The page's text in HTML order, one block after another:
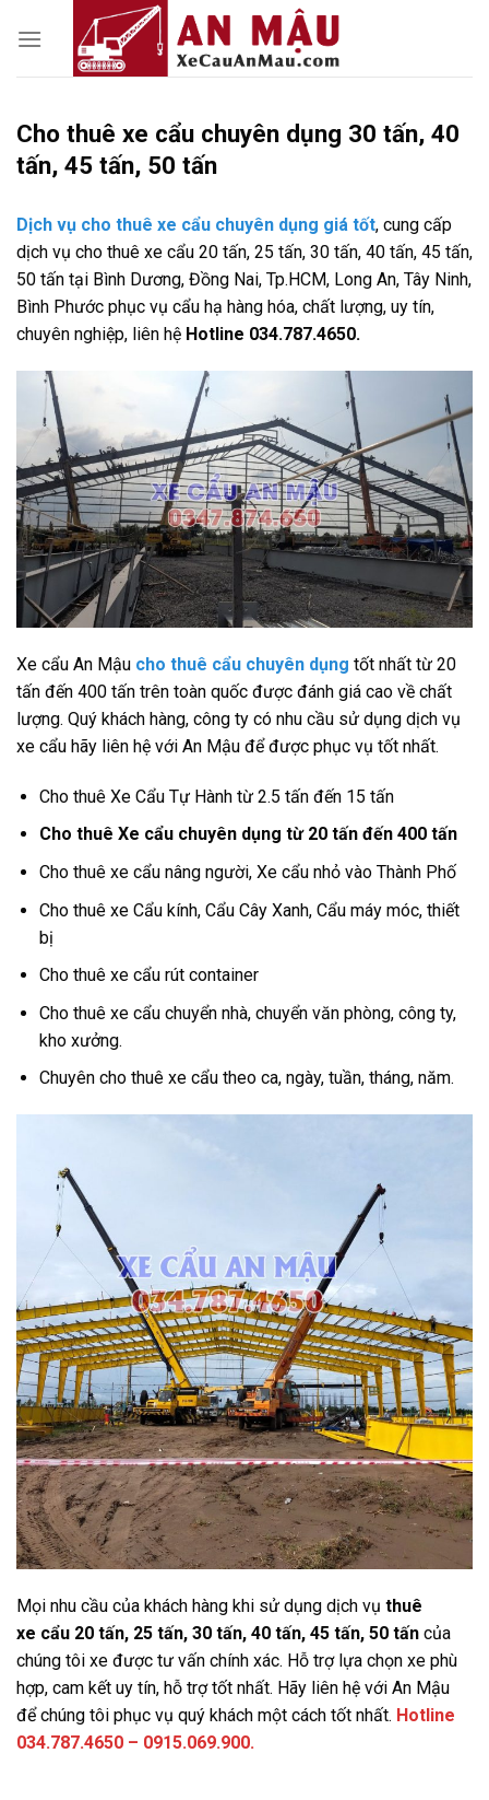
Cho thuê xe cẩu chuyên dụng 30 tấn, 40
tấn, 45 tấn, 50 tấn
Dịch vụ cho thuê xe cẩu chuyên dụng giá tốt, cung cấp
dịch vụ cho thuê xe cẩu 20 tấn, 25 tấn, 30 tấn, 40 tấn, 45 tấn,
50 tấn tại Bình Dương, Đồng Nai, Tp.HCM, Long An, Tây Ninh,
Bình Phước phục vụ cẩu hạ hàng hóa, chất lượng, uy tín,
chuyên nghiệp, liên hệ Hotline 034.787.4650.
Xe cẩu An Mậu cho thuê cẩu chuyên dụng tốt nhất từ 20
tấn đến 400 tấn trên toàn quốc được đánh giá cao về chất
lượng. Quý khách hàng, công ty có nhu cầu sử dụng dịch vụ
xe cẩu hãy liên hệ với An Mậu để được phục vụ tốt nhất.
Cho thuê Xe Cẩu Tự Hành từ 2.5 tấn đến 15 tấn
Cho thuê Xe cẩu chuyên dụng từ 20 tấn đến 400 tấn
Cho thuê xe cẩu nâng người, Xe cẩu nhỏ vào Thành Phố
Cho thuê xe Cẩu kính, Cẩu Cây Xanh, Cẩu máy móc, thiết
bị
Cho thuê xe cẩu rút container
Cho thuê xe cẩu chuyển nhà, chuyển văn phòng, công ty,
kho xưởng.
Chuyên cho thuê xe cẩu theo ca, ngày, tuần, tháng, năm.
Mọi nhu cầu của khách hàng khi sử dụng dịch vụ thuê
xe cẩu 20 tấn, 25 tấn, 30 tấn, 40 tấn, 45 tấn, 50 tấn của
chúng tôi xe được tư vấn chính xác. Hỗ trợ lựa chọn xe phù
hợp, cam kết uy tín, hỗ trợ tốt nhất. Hãy liên hệ với An Mậu
để chúng tôi phục vụ quý khách một cách tốt nhất. Hotline
034.787.4650 – 0915.069.900.